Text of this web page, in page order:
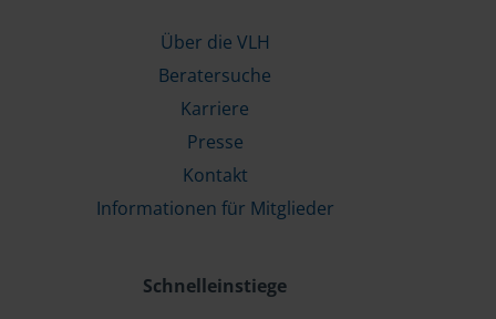
Über die VLH
Beratersuche
Karriere
Presse
Kontakt
Informationen für Mitglieder
Schnelleinstiege